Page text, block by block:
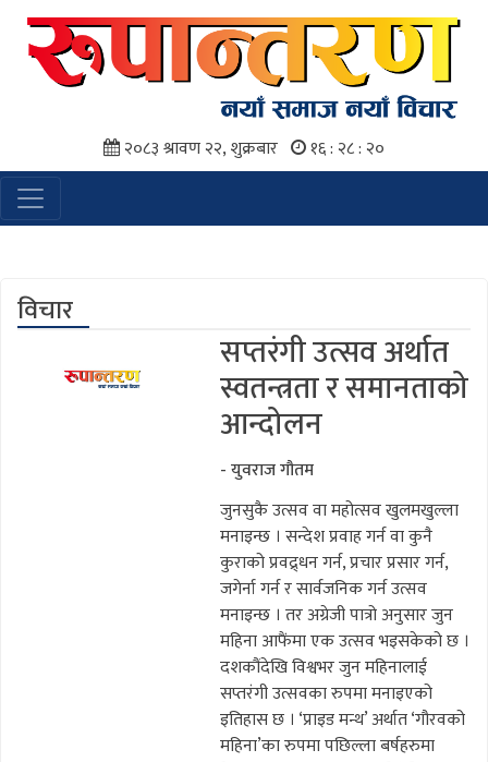
२०८३ श्रावण २२, शुक्रबार १६ : २८ : २१
विचार
सप्तरंगी उत्सव अर्थात
स्वतन्त्रता र समानताको
आन्दोलन
- युवराज गौतम
जुनसुकै उत्सव वा महोत्सव खुलमखुल्ला
मनाइन्छ । सन्देश प्रवाह गर्न वा कुनै
कुराको प्रवद्र्धन गर्न, प्रचार प्रसार गर्न,
जगेर्ना गर्न र सार्वजनिक गर्न उत्सव
मनाइन्छ । तर अग्रेजी पात्रो अनुसार जुन
महिना आफैंमा एक उत्सव भइसकेको छ ।
दशकौंदेखि विश्वभर जुन महिनालाई
सप्तरंगी उत्सवका रुपमा मनाइएको
इतिहास छ । ‘प्राइड मन्थ’ अर्थात ‘गौरवको
महिना’का रुपमा पछिल्ला बर्षहरुमा